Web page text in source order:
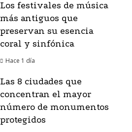
Los festivales de música
más antiguos que
preservan su esencia
coral y sinfónica
Hace 1 día
Las 8 ciudades que
concentran el mayor
número de monumentos
protegidos